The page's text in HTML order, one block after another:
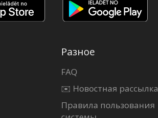
Разное
FAQ
✉️ Новостная рассылка
Правила пользования